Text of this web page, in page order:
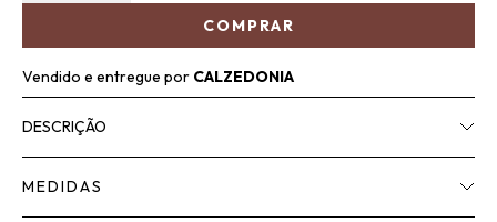
COMPRAR
Vendido e entregue por CALZEDONIA
DESCRIÇÃO
MEDIDAS